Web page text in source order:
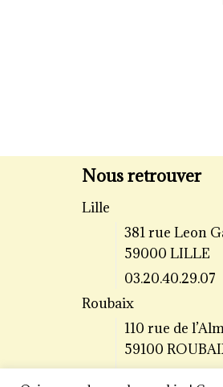
Nous retrouver
Lille
381 rue Leon
59000 LILLE
03.20.40.29.07
Roubaix
110 rue de
59100
03.20.70.64.43